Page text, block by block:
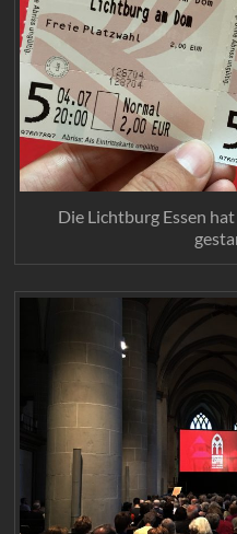
Die Lichtburg Essen